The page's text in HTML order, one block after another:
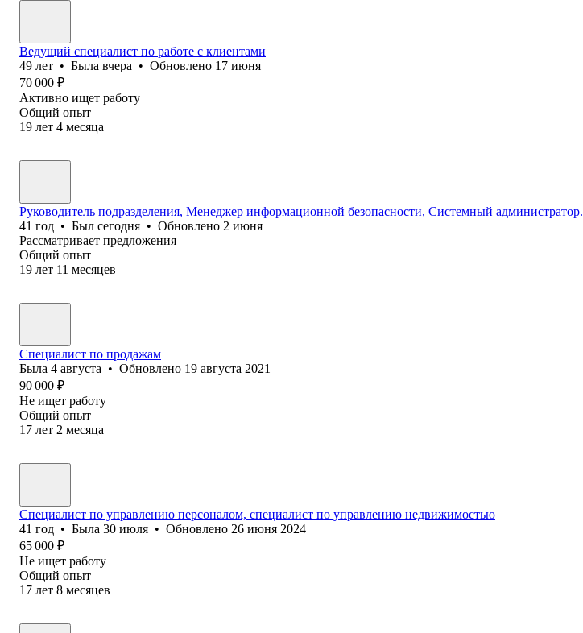
Ведущий специалист по работе с клиентами
49 лет • Была вчера • Обновлено 17 июня
70 000 ₽
Активно ищет работу
Общий опыт
19 лет 4 месяца
Руководитель подразделения, Менеджер информационной безопасности, Системный администратор.
41 год • Был сегодня • Обновлено 2 июня
Рассматривает предложения
Общий опыт
19 лет 11 месяцев
Специалист по продажам
Была 4 августа • Обновлено 19 августа 2021
90 000 ₽
Не ищет работу
Общий опыт
17 лет 2 месяца
Специалист по управлению персоналом, специалист по управлению недвижимостью
41 год • Была 30 июля • Обновлено 26 июня 2024
65 000 ₽
Не ищет работу
Общий опыт
17 лет 8 месяцев